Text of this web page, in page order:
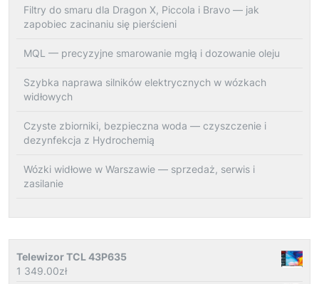
Filtry do smaru dla Dragon X, Piccola i Bravo — jak
zapobiec zacinaniu się pierścieni
MQL — precyzyjne smarowanie mgłą i dozowanie oleju
Szybka naprawa silników elektrycznych w wózkach
widłowych
Czyste zbiorniki, bezpieczna woda — czyszczenie i
dezynfekcja z Hydrochemią
Wózki widłowe w Warszawie — sprzedaż, serwis i
zasilanie
Telewizor TCL 43P635
1 349.00zł